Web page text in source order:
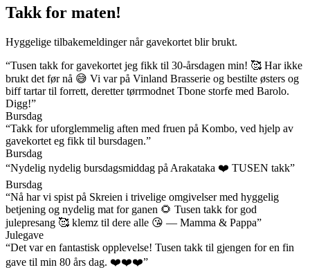
Takk for maten!
Hyggelige tilbakemeldinger når gavekortet blir brukt.
“Tusen takk for gavekortet jeg fikk til 30-årsdagen min! 🥰 Har ikke
brukt det før nå 😅 Vi var på Vinland Brasserie og bestilte østers og
biff tartar til forrett, deretter tørrmodnet Tbone storfe med Barolo.
Digg!”
Bursdag
“Takk for uforglemmelig aften med fruen på Kombo, ved hjelp av
gavekortet eg fikk til bursdagen.”
Bursdag
“Nydelig nydelig bursdagsmiddag på Arakataka ❤️ TUSEN takk”
Bursdag
“Nå har vi spist på Skreien i trivelige omgivelser med hyggelig
betjening og nydelig mat for ganen 🌻 Tusen takk for god
julepresang 🥰 klemz til dere alle 😘 — Mamma & Pappa”
Julegave
“Det var en fantastisk opplevelse! Tusen takk til gjengen for en fin
gave til min 80 års dag. ❤️❤️❤️”